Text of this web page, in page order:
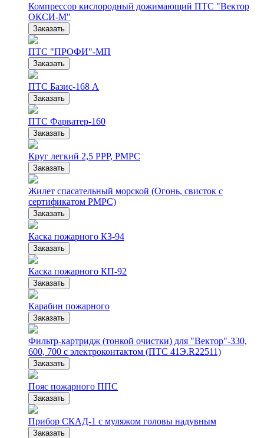
Компрессор кислородный дожимающий ПТС "Вектор
ОКСИ-М"
Заказать
ПТС "ПРОФИ"-МП
Заказать
ПТС Базис-168 А
Заказать
ПТС Фарватер-160
Заказать
Круг легкий 2,5 РРР, РМРС
Заказать
Жилет спасательный морской (Огонь, свисток с
сертификатом РМРС)
Заказать
Каска пожарного КЗ-94
Заказать
Каска пожарного КП-92
Заказать
Карабин пожарного
Заказать
Фильтр-картридж (тонкой очистки) для "Вектор"-330,
600, 700 с электроконтактом (ПТС 41Э.R22511)
Заказать
Пояс пожарного ППС
Заказать
Прибор СКАД-1 с муляжом головы надувным
Заказать